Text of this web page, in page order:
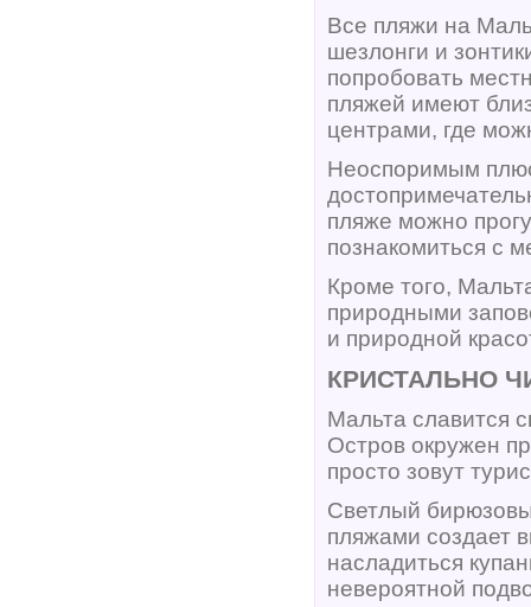
Все пляжи на
шезлонги и
попробовать
пляжей имеют
центрами, где
Неоспоримым
пляже можно
познакомиться с
Кроме того,
природными
и природной
КРИСТАЛЬНО
Мальта славится
Остров окружен
просто зовут
Светлый
пляжами создает
насладиться
невероятной